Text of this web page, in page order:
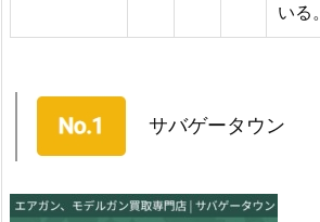
いる。
サバゲータウン